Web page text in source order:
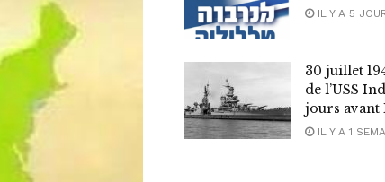
IL Y A 5
30 juillet
de l’USS
jours
IL Y A 1